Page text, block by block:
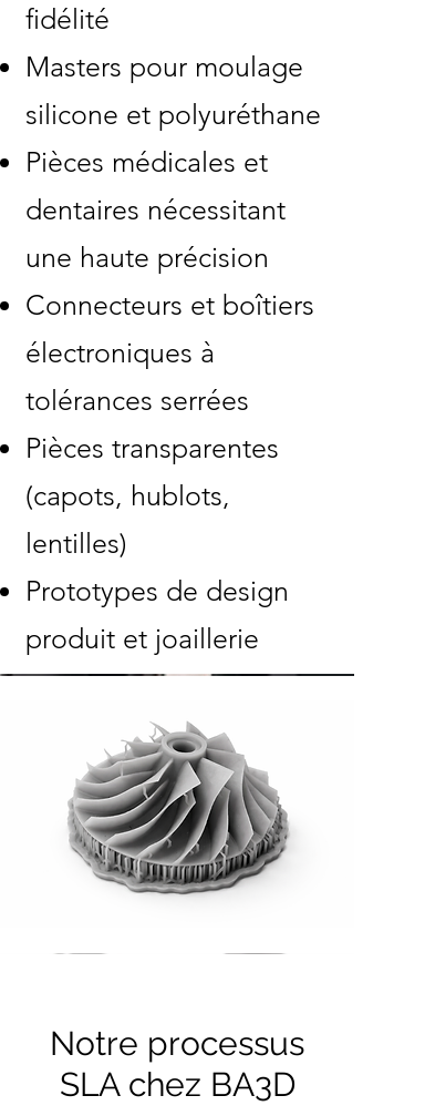
fidélité
Masters pour moulage
silicone et polyuréthane
Pièces médicales et
dentaires nécessitant
une haute précision
Connecteurs et boîtiers
électroniques à
tolérances serrées
Pièces transparentes
(capots, hublots,
lentilles)
Prototypes de design
produit et joaillerie
Notre processus
SLA chez BA3D